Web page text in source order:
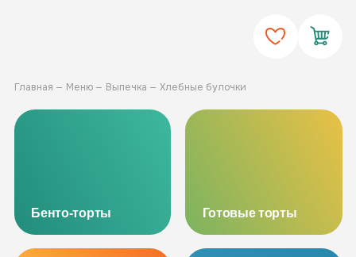
Главная Меню Выпечка Хлебные булочки
Бенто-торты Готовые торты